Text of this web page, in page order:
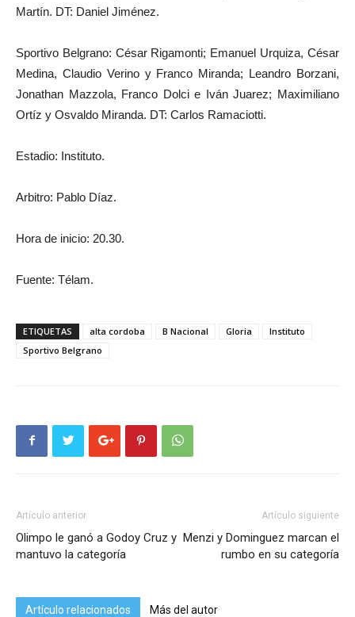
Martí­n. DT: Daniel Jiménez.
Sportivo Belgrano: César Rigamonti; Emanuel Urquiza, César
Medina, Claudio Verino y Franco Miranda; Leandro Borzani,
Jonathan Mazzola, Franco Dolci e Iván Juarez; Maximiliano
Ortí­z y Osvaldo Miranda. DT: Carlos Ramaciotti.
Estadio: Instituto.
Arbitro: Pablo Díaz.
Hora de inicio: 20.30.
Fuente: Télam.
ETIQUETAS alta cordoba B Nacional Gloria
Instituto
Sportivo Belgrano
Artículo anterior
Olimpo le ganó a Godoy Cruz y
mantuvo la categoría
Artículo siguiente
Menzi y Dominguez marcan el
rumbo en su categoría
Artículo relacionados Más del autor